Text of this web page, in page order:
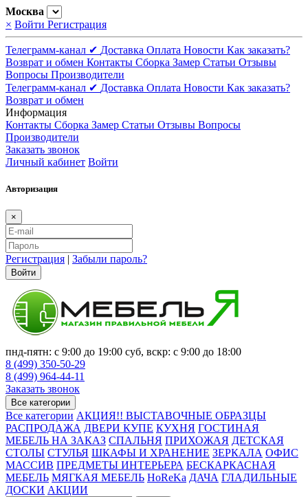
Москва
× Войти Регистрация
Телеграмм-канал ✔ Доставка Оплата Новости Как заказать?
Возврат и обмен Контакты Сборка Замер Статьи Отзывы
Вопросы Производители
Телеграмм-канал ✔ Доставка Оплата Новости Как заказать?
Возврат и обмен
Информация
Контакты Сборка Замер Статьи Отзывы Вопросы
Производители
Заказать звонок
Личный кабинет Войти
Авторизация
×
Регистрация | Забыли пароль?
Войти
пнд-пятн: с 9:00 до 19:00 суб, вскр: с 9:00 до 18:00
8 (499) 350-50-29
8 (499) 964-44-11
Заказать звонок
Все категории
Все категории АКЦИЯ!! ВЫСТАВОЧНЫЕ ОБРАЗЦЫ
РАСПРОДАЖА ДВЕРИ КУПЕ КУХНЯ ГОСТИНАЯ
МЕБЕЛЬ НА ЗАКАЗ СПАЛЬНЯ ПРИХОЖАЯ ДЕТСКАЯ
СТОЛЫ СТУЛЬЯ ШКАФЫ И ХРАНЕНИЕ ЗЕРКАЛА ОФИС
МАССИВ ПРЕДМЕТЫ ИНТЕРЬЕРА БЕСКАРКАСНАЯ
МЕБЕЛЬ МЯГКАЯ МЕБЕЛЬ HoReKa ДАЧА ГЛАДИЛЬНЫЕ
ДОСКИ АКЦИИ